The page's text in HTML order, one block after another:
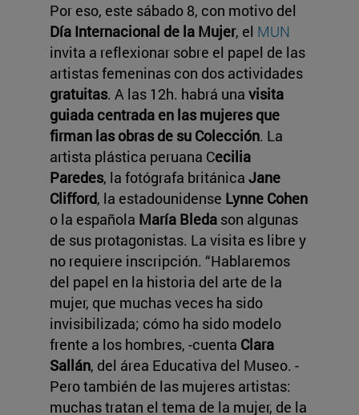
Por eso, este sábado 8, con motivo del
Día Internacional de la Mujer, el MUN
invita a reflexionar sobre el papel de las
artistas femeninas con dos actividades
gratuitas. A las 12h. habrá una visita
guiada centrada en las mujeres que
firman las obras de su Colección. La
artista plástica peruana Cecilia
Paredes, la fotógrafa británica Jane
Clifford, la estadounidense Lynne Cohen
o la española María Bleda son algunas
de sus protagonistas. La visita es libre y
no requiere inscripción. “Hablaremos
del papel en la historia del arte de la
mujer, que muchas veces ha sido
invisibilizada; cómo ha sido modelo
frente a los hombres, -cuenta Clara
Sallán, del área Educativa del Museo. -
Pero también de las mujeres artistas:
muchas tratan el tema de la mujer, de la